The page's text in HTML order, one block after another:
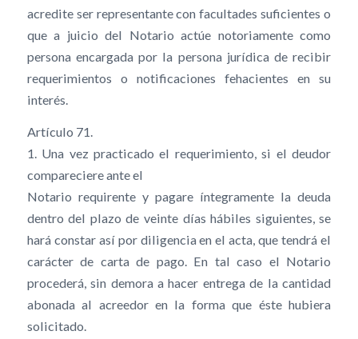
acredite ser representante con facultades suficientes o
que a juicio del Notario actúe notoriamente como
persona encargada por la persona jurídica de recibir
requerimientos o notificaciones fehacientes en su
interés.
Artículo 71.
1. Una vez practicado el requerimiento, si el deudor
compareciere ante el
Notario requirente y pagare íntegramente la deuda
dentro del plazo de veinte días hábiles siguientes, se
hará constar así por diligencia en el acta, que tendrá el
carácter de carta de pago. En tal caso el Notario
procederá, sin demora a hacer entrega de la cantidad
abonada al acreedor en la forma que éste hubiera
solicitado.